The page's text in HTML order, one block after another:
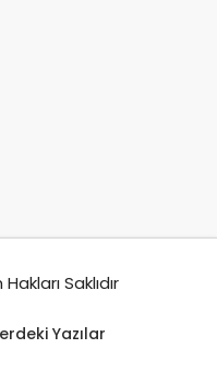
Saklıdır
Yazılar